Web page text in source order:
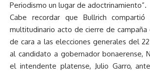
Periodismo un lugar de adoctrinamiento”.
Cabe recordar que Bullrich
multitudinario acto de cierre de campaña
de cara a las elecciones generales del
al candidato a gobernador bonaerense,
el intendente platense, Julio Garro,